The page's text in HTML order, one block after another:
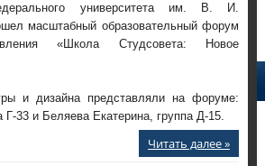
университета им. В. И.
образовательный форум
«Школа Студсовета: Новое
и дизайна представляли на форуме:
33 и Беляева Екатерина, группа Д-15.
Читать далее »